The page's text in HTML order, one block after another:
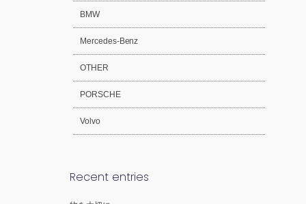
BMW
Mercedes-Benz
OTHER
PORSCHE
Volvo
Recent entries